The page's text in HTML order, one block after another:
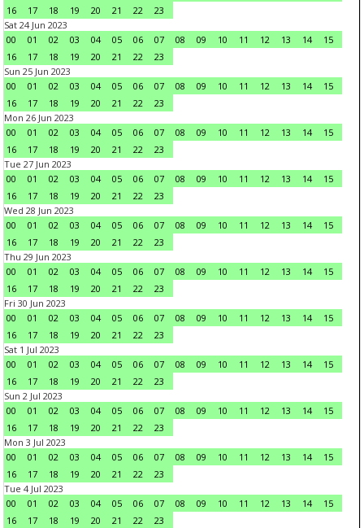
16
17 18 19 20 21 22
23
Sat 24 Jun 2023
00
01 02 03 04 05 06 07 08 09 10 11 12 13 14
15
16
17 18 19 20 21 22
23
Sun 25 Jun 2023
00
01 02 03 04 05 06 07 08 09 10 11 12 13 14
15
16
17 18 19 20 21 22
23
Mon 26 Jun 2023
00
01 02 03 04 05 06 07 08 09 10 11 12 13 14
15
16
17 18 19 20 21 22
23
Tue 27 Jun 2023
00
01 02 03 04 05 06 07 08 09 10 11 12 13 14
15
16
17 18 19 20 21 22
23
Wed 28 Jun 2023
00
01 02 03 04 05 06 07 08 09 10 11 12 13 14
15
16
17 18 19 20 21 22
23
Thu 29 Jun 2023
00
01 02 03 04 05 06 07 08 09 10 11 12 13 14
15
16
17 18 19 20 21 22
23
Fri 30 Jun 2023
00
01 02 03 04 05 06 07 08 09 10 11 12 13 14
15
16
17 18 19 20 21 22
23
Sat 1 Jul 2023
00
01 02 03 04 05 06 07 08 09 10 11 12 13 14
15
16
17 18 19 20 21 22
23
Sun 2 Jul 2023
00
01 02 03 04 05 06 07 08 09 10 11 12 13 14
15
16
17 18 19 20 21 22
23
Mon 3 Jul 2023
00
01 02 03 04 05 06 07 08 09 10 11 12 13 14
15
16
17 18 19 20 21 22
23
Tue 4 Jul 2023
00
01 02 03 04 05 06 07 08 09 10 11 12 13 14
15
16
17 18 19 20 21 22
23